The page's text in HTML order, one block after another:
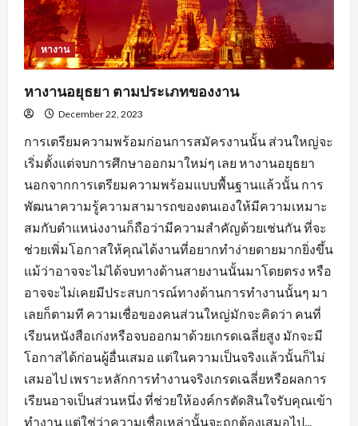
หางาน
หางานอยุธยา ตามประเภทของงาน
December 22, 2023
การเตรียมความพร้อมก่อนการสมัครงานนั้น ส่วนใหญ่จะ
เริ่มตั้งแต่จบการศึกษาออกมาใหม่ๆ เลย หางานอยุธยา
นอกจากการเตรียมความพร้อมแบบพื้นฐานแล้วนั้น การ
พัฒนาความรู้ความสามารถของตนเองให้มีความเหมาะ
สมกับตำแหน่งงานก็ถือว่ามีความสำคัญด้วยเช่นกัน ที่จะ
ช่วยเพิ่มโอกาสให้คุณได้งานที่อยากทำง่ายดายมากยิ่งขึ้น
แม้ว่าอาจจะไม่ได้จบทางด้านสายงานนั้นมาโดยตรง หรือ
อาจจะไม่เคยมีประสบการณ์ทางด้านการทำงานนั้นๆ มา
เลยก็ตามที ความเชื่อของคนส่วนใหญ่มักจะคิดว่า คนที่
เรียนหนังสือเก่งหรือจบออกมาด้วยเกรดเฉลี่ยสูง มักจะมี
โอกาสได้ก่อนผู้อื่นเสมอ แต่ในความเป็นจริงแล้วนั้นก็ไม่
เสมอไป เพราะหลักการทำงานจริงเกรดเฉลี่ยหรือผลการ
เรียนอาจเป็นส่วนหนึ่ง ที่ช่วยให้องค์กรตัดสินใจรับคุณเข้า
ทำงาน แต่ใช่ว่าความเชื่อเหล่านั้นจะถูกต้องเสมอไป...